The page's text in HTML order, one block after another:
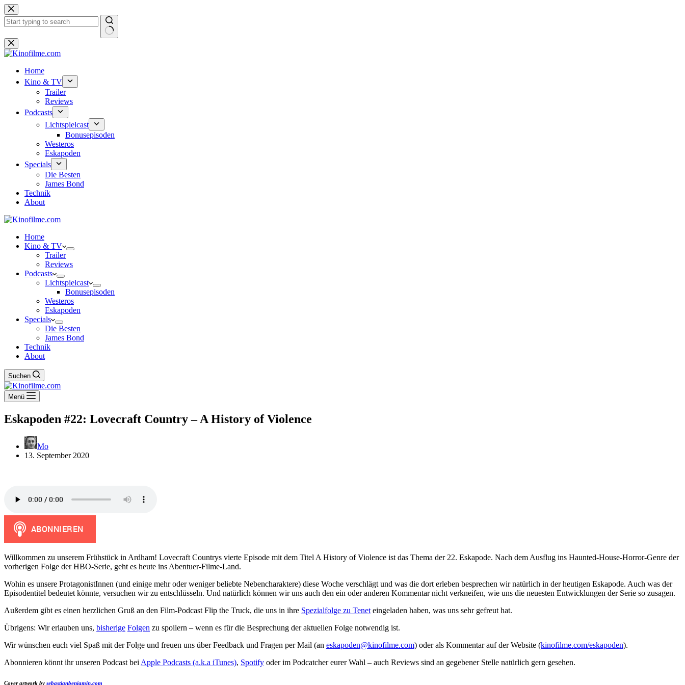
Zum
Inhalt
springen
Keine
Ergebnisse
Home
Kino & TV
Trailer
Reviews
Podcasts
Lichtspielcast
Bonusepisoden
Westeros
Eskapoden
Specials
Die Besten
James Bond
Technik
About
Home
Kino & TV
Trailer
Reviews
Podcasts
Lichtspielcast
Bonusepisoden
Westeros
Eskapoden
Specials
Die Besten
James Bond
Technik
About
Suchen
Menü
Eskapoden #22: Lovecraft Country – A History of Violence
Mo
13. September 2020
Willkommen zu unserem Frühstück in Ardham! Lovecraft Countrys vierte Episode mit dem Titel A History of Violence ist das Thema der 22. Eskapode. Nach dem Ausflug ins Haunted-House-Horror-Genre der
vorherigen Folge der HBO-Serie, geht es heute ins Abentuer-Filme-Land.
Wohin es unsere ProtagonistInnen (und einige mehr oder weniger beliebte Nebencharaktere) diese Woche verschlägt und was die dort erleben besprechen wir natürlich in der heutigen Eskapode. Auch was der
Episodentitel bedeutet könnte, versuchen wir zu entschlüsseln. Und natürlich können wir uns auch den ein oder anderen Kommentar nicht verkneifen, wie uns die neuesten Entwicklungen der Serie so zusagen.
Außerdem gibt es einen herzlichen Gruß an den Film-Podcast Flip the Truck, die uns in ihre Spezialfolge zu Tenet eingeladen haben, was uns sehr gefreut hat.
Übrigens: Wir erlauben uns, bisherige Folgen zu spoilern – wenn es für die Besprechung der aktuellen Folge notwendig ist.
Wir wünschen euch viel Spaß mit der Folge und freuen uns über Feedback und Fragen per Mail (an eskapoden@kinofilme.com) oder als Kommentar auf der Website (kinofilme.com/eskapoden).
Abonnieren könnt ihr unseren Podcast bei Apple Podcasts (a.k.a iTunes), Spotify oder im Podcatcher eurer Wahl – auch Reviews sind an gegebener Stelle natürlich gern gesehen.
Cover artwork by sebastianbenjamin.com